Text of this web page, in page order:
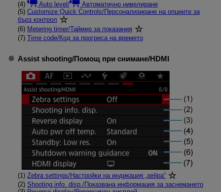
(4)
Auto level /
Автоматично нивелиране
(5) Customize Quick Controls/Персонализиране на опциите за
бърз контрол
(6) Metering timer/Таймер за показания
(7) Time code/Код за прогреса на времето
Assist shooting/Помощ при снимане/HDMI
(1) Zebra settings/Настройки на индикация „зебра“
(2) Shooting info. disp./Показвана информация за заснемането